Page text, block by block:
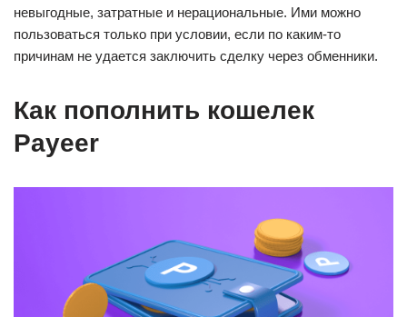
невыгодные, затратные и нерациональные. Ими можно
пользоваться только при условии, если по каким-то
причинам не удается заключить сделку через обменники.
Как пополнить кошелек
Payeer